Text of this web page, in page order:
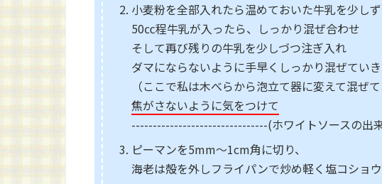
小麦粉を全部入れたら温めておいた牛乳を少しず
50㏄程牛乳が入ったら、しっかり混ぜ合わせ
そして再び残りの牛乳を少しづつ注ぎ入れ
ダマにならないように手早くしっかり混ぜていき
（ここで私は木べらから泡立て器に変えて混ぜて
焦がさないように気をつけて
--------------------------------(ホワイトソースの出
ピーマンを5mm～1cm角に切り、
海老は殻を外しフライパンで炒め軽く塩コショ